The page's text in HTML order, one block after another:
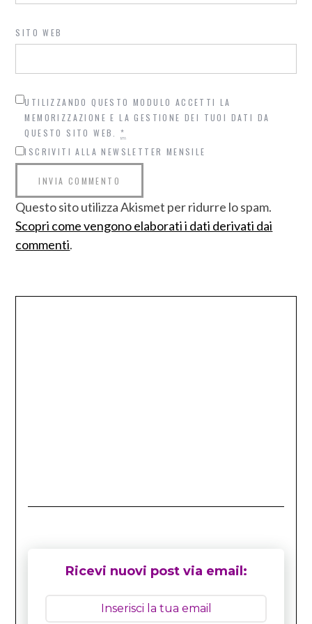
SITO WEB
UTILIZZANDO QUESTO MODULO ACCETTI LA
MEMORIZZAZIONE E LA GESTIONE DEI TUOI DATI DA
QUESTO SITO WEB.*
ISCRIVITI ALLA NEWSLETTER MENSILE
Questo sito utilizza Akismet per ridurre lo spam.
Scopri come vengono elaborati i dati derivati dai
commenti.
Ricevi nuovi post via email: